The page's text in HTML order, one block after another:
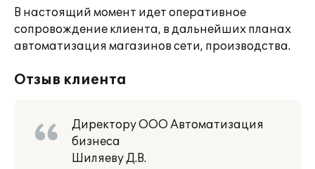
В настоящий момент идет оперативное
сопровождение клиента, в дальнейших планах
автоматизация магазинов сети, производства.
Отзыв клиента
Директору ООО Автоматизация
бизнеса
Шиляеву Д.В.